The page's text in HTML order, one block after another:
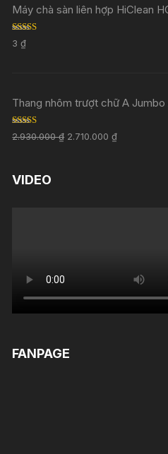
Máy chà sàn liên hợp HiClean
Rated
out of 5
3₫
Thang nhôm trượt chữ A Jumbo
Rated 5.00
out of 5
2.930.000₫ 2.710.000₫
VIDEO
FANPAGE